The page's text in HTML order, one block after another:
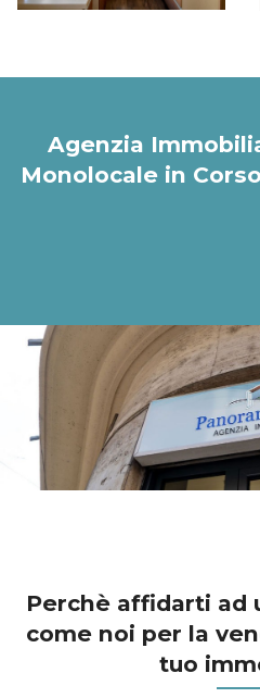
Agenzia
Monolocale in
Perchè affidarti ad
come noi per la
tuo